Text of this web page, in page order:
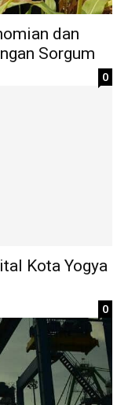
dan
Sorgum
0
Kota Yogya
0